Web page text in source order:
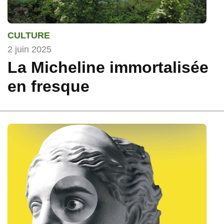
CULTURE
2 juin 2025
La Micheline immortalisée
en fresque